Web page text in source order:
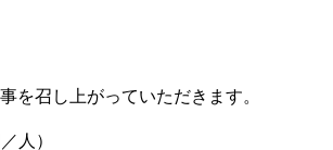
を召し上がっていただきます。
人）